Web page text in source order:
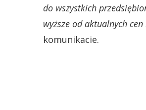
do wszystkich
wyższe od aktualnych
komunikacie.